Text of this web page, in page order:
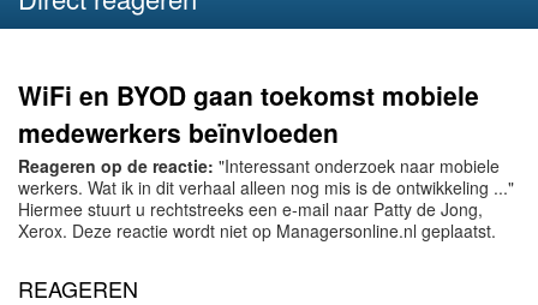
WiFi en BYOD gaan toekomst mobiele
medewerkers beïnvloeden
Reageren op de reactie: "Interessant onderzoek naar mobiele
werkers. Wat ik in dit verhaal alleen nog mis is de ontwikkeling ..."
Hiermee stuurt u rechtstreeks een e-mail naar Patty de Jong,
Xerox. Deze reactie wordt niet op Managersonline.nl geplaatst.
REAGEREN